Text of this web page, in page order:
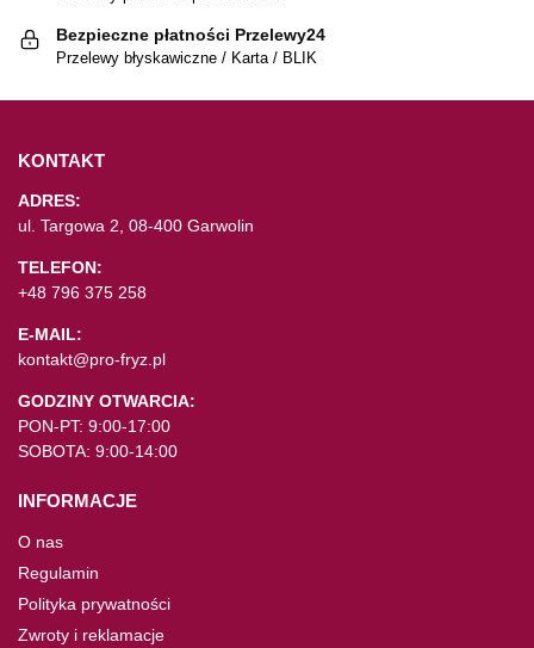
Bezpieczne płatności Przelewy24
Przelewy błyskawiczne / Karta / BLIK
KONTAKT
ADRES:
ul. Targowa 2, 08-400 Garwolin
TELEFON:
+48 796 375 258
E-MAIL:
kontakt@pro-fryz.pl
GODZINY OTWARCIA:
PON-PT: 9:00-17:00
SOBOTA: 9:00-14:00
INFORMACJE
O nas
Regulamin
Polityka prywatności
Zwroty i reklamacje